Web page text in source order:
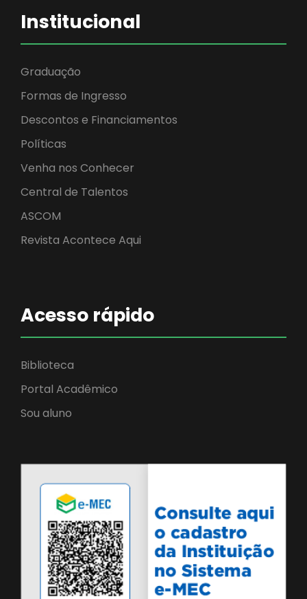
Institucional
Graduação
Formas de Ingresso
Descontos e Financiamentos
Políticas
Venha nos Conhecer
Central de Talentos
ASCOM
Revista Acontece Aqui
Acesso rápido
Biblioteca
Portal Acadêmico
Sou aluno